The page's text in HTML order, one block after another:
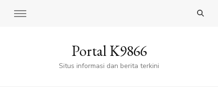
Portal K9866
Situs informasi dan berita terkini